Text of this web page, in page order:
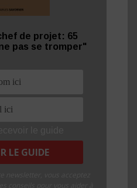
de projet: 65
pas se tromper"